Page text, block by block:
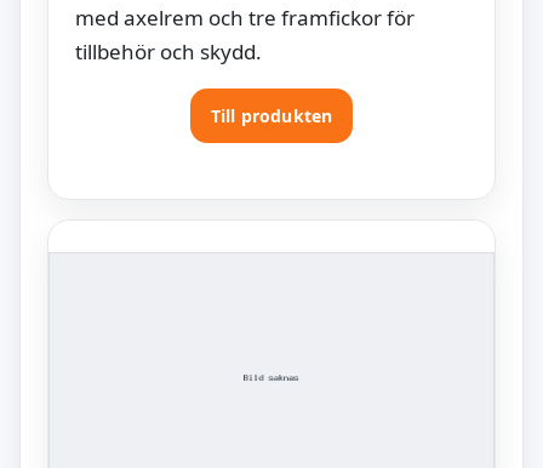
med axelrem och tre framfickor för
tillbehör och skydd.
Till produkten